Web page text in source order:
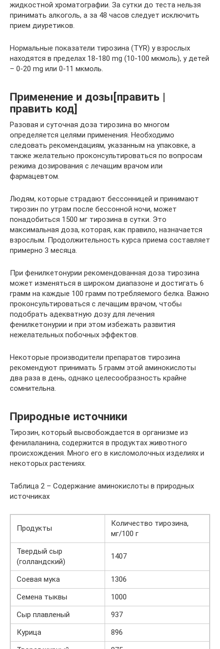
жидкостной хроматографии. За сутки до теста нельзя
принимать алкоголь, а за 48 часов следует исключить
прием диуретиков.
Нормальные показатели тирозина (TYR) у взрослых
находятся в пределах 18-180 mg (10-100 мкмоль), у детей
– 0-20 mg или 0-11 мкмоль.
Применение и дозы[править |
править код]
Разовая и суточная доза тирозина во многом
определяется целями применения. Необходимо
следовать рекомендациям, указанным на упаковке, а
также желательно проконсультироваться по вопросам
режима дозирования с лечащим врачом или
фармацевтом.
Людям, которые страдают бессонницей и принимают
тирозин по утрам после бессонной ночи, может
понадобиться 1500 мг тирозина в сутки. Это
максимальная доза, которая, как правило, назначается
взрослым. Продолжительность курса приема составляет
примерно 3 месяца.
При фенилкетонурии рекомендованная доза тирозина
может изменяться в широком диапазоне и достигать 6
грамм на каждые 100 грамм потребляемого белка. Важно
проконсультироваться с лечащим врачом, чтобы
подобрать адекватную дозу для лечения
фенилкетонурии и при этом избежать развития
нежелательных побочных эффектов.
Некоторые производители препаратов тирозина
рекомендуют принимать 5 грамм этой аминокислоты
два раза в день, однако целесообразность крайне
сомнительна.
Природные источники
Тирозин, который высвобождается в организме из
фенилаланина, содержится в продуктах животного
происхождения. Много его в кисломолочных изделиях и
некоторых растениях.
Таблица 2 – Содержание аминокислоты в природных
источниках
Продукты
Количество тирозина,
мг/100 г
Твердый сыр
(голландский)
1407
Соевая мука
1306
Семена тыквы
1000
Сыр плавленый
937
Курица
896